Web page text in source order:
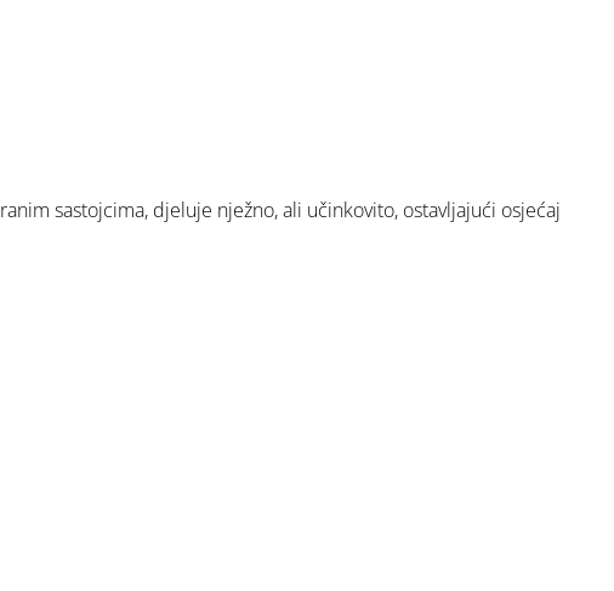
sastojcima, djeluje nježno, ali učinkovito, ostavljajući osjećaj